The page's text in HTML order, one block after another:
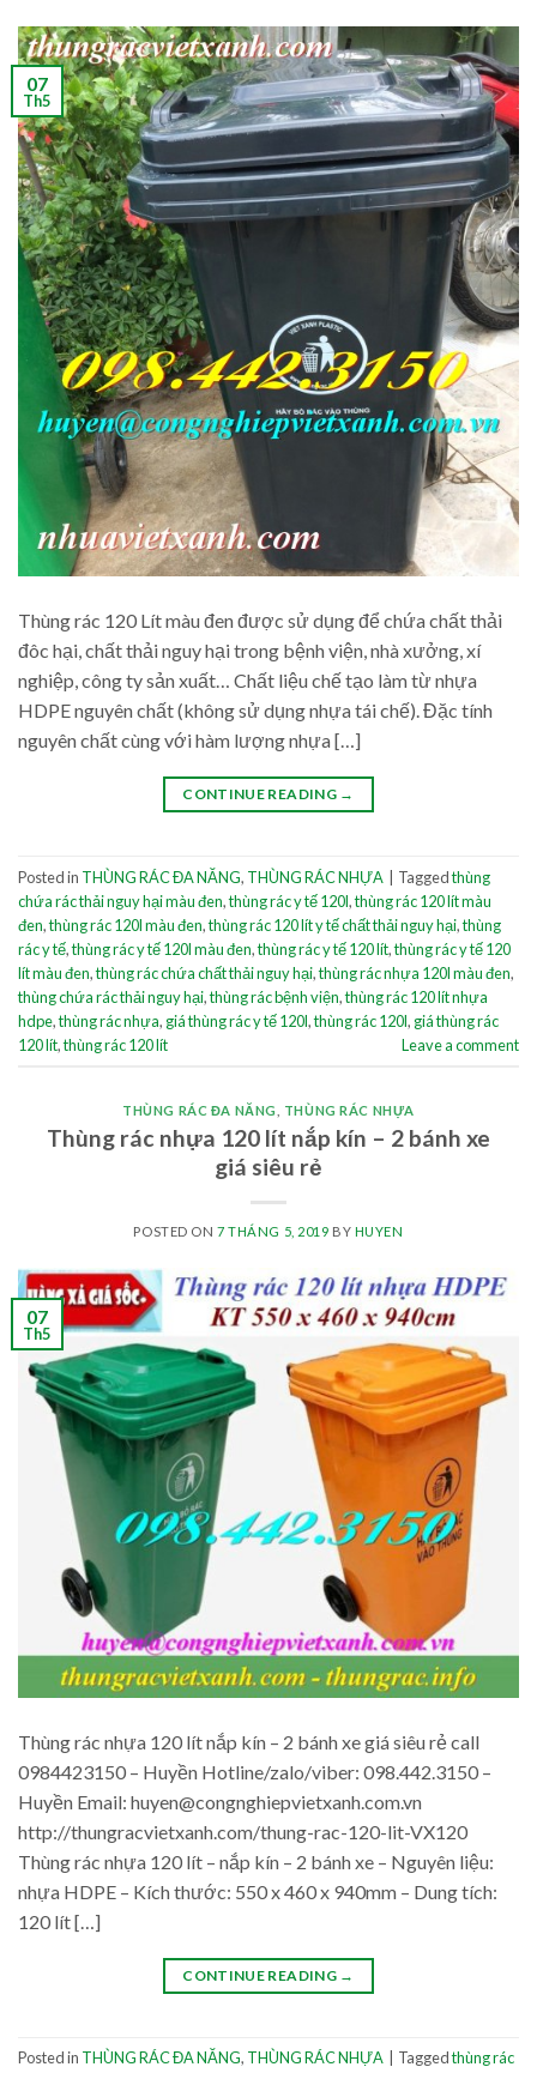
07
Th5
Thùng rác 120 Lít màu đen được sử dụng để chứa chất thải
đôc hại, chất thải nguy hại trong bệnh viện, nhà xưởng, xí
nghiệp, công ty sản xuất… Chất liệu chế tạo làm từ nhựa
HDPE nguyên chất (không sử dụng nhựa tái chế). Đặc tính
nguyên chất cùng với hàm lượng nhựa […]
CONTINUE READING →
Posted in THÙNG RÁC ĐA NĂNG, THÙNG RÁC NHỰA | Taggedthùng
chứa rác thải nguy hại màu đen,thùng rác y tế 120l,thùng rác 120 lít màu
đen,thùng rác 120l màu đen,thùng rác 120 lít y tế chất thải nguy hại,thùng
rác y tế,thùng rác y tế 120l màu đen,thùng rác y tế 120 lít,thùng rác y tế 120
lít màu đen,thùng rác chứa chất thải nguy hại,thùng rác nhựa 120l màu đen,
thùng chứa rác thải nguy hại,thùng rác bệnh viện,thùng rác 120 lít nhựa
hdpe,thùng rác nhựa, giá thùng rác y tế 120l,thùng rác 120l, giá thùng rác
120 lít,thùng rác 120 lít Leave a comment
THÙNG RÁC ĐA NĂNG THÙNG RÁC NHỰA
Thùng rác nhựa 120 lít nắp kín – 2 bánh xe
giá siêu rẻ
POSTED ON7 THÁNG 5, 2019 BY HUYEN
07
Th5
Thùng rác nhựa 120 lít nắp kín – 2 bánh xe giá siêu rẻ call
0984423150 – Huyền Hotline/zalo/viber: 098.442.3150 –
Huyền Email: huyen@congnghiepvietxanh.com.vn
http://thungracvietxanh.com/thung-rac-120-lit-VX120
Thùng rác nhựa 120 lít – nắp kín – 2 bánh xe – Nguyên liệu:
nhựa HDPE – Kích thước: 550 x 460 x 940mm – Dung tích:
120 lít […]
CONTINUE READING →
Posted in THÙNG RÁC ĐA NĂNG, THÙNG RÁC NHỰA Taggedthùng rác